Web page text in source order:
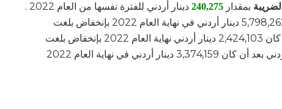
بمقدار 240,275
دينار أردني للفترة نفسها من العام 2022 .
أمّا مجموع الموجودات فقد بلغ 3,368,534 دينار أردني بعد أن كان 5,798,262 دينار أردني في نهاية العام 2022 بإنخفاض بلغت
. وبلغ مجموع المطلوبات 196,896 دينار أردني بعد أن كان 2,424,103 دينار أردني نهاية العام 2022 بإنخفاض بلغت
. أما مجموع حقوق الملكية فقد بلغ 3,171,638 دينار أردني بعد أن كان 3,374,159 دينار أردني في نهاية العام 2022